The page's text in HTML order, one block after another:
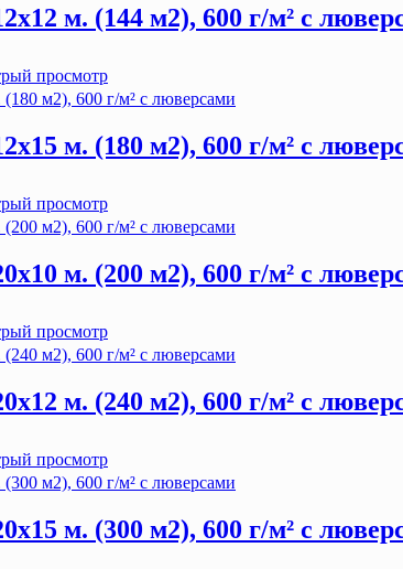
м. (144 м2), 600 г/м² с
просмотр
м. (180 м2), 600 г/м² с
просмотр
м. (200 м2), 600 г/м² с
просмотр
м. (240 м2), 600 г/м² с
просмотр
м. (300 м2), 600 г/м² с